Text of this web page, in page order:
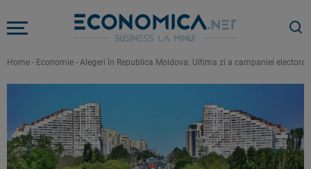
Home - Economie - Alegeri în Republica Moldova: Ultima zi a campaniei